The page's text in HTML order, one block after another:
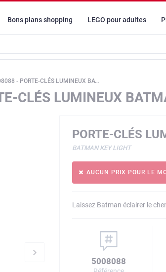
Bons plans shopping LEGO pour adultes
- PORTE-CLÉS LUMINEUX BATMAN
CLÉS LUMINEUX
PORTE-CLÉS
BATMAN KEY LIGHT
AUCUN PRIX POUR LE
Laissez Batman éclairer le
5008088